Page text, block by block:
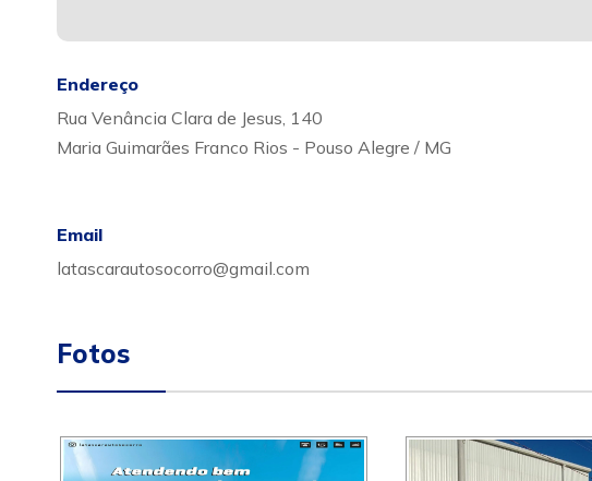
Endereço
Rua Venância Clara de Jesus, 140
Maria Guimarães Franco Rios - Pouso Alegre / MG
Email
latascarautosocorro@gmail.com
Fotos